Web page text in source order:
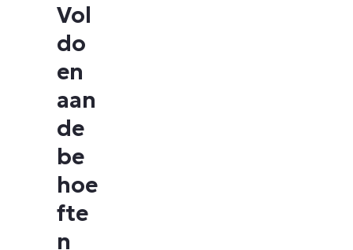
Vol
do
en
aan
de
be
hoe
fte
n